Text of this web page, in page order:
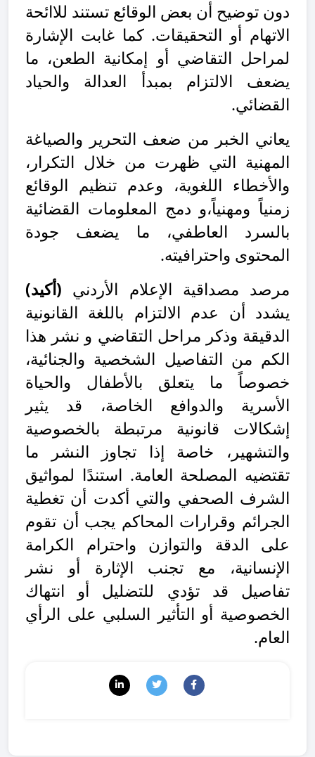
دون توضيح أن بعض الوقائع تستند للاائحة
الاتهام أو التحقيقات. كما غابت الإشارة
لمراحل التقاضي أو إمكانية الطعن، ما
يضعف الالتزام بمبدأ العدالة والحياد
القضائي.
يعاني الخبر من ضعف التحرير والصياغة
المهنية التي ظهرت من خلال التكرار،
والأخطاء اللغوية، وعدم تنظيم الوقائع
زمنياً ومهنياً،و دمج المعلومات القضائية
بالسرد العاطفي، ما يضعف جودة
المحتوى واحترافيته.
مرصد مصداقية الإعلام الأردني (أكيد)
يشدد أن عدم الالتزام باللغة القانونية
الدقيقة وذكر مراحل التقاضي و نشر هذا
الكم من التفاصيل الشخصية والجنائية،
خصوصاً ما يتعلق بالأطفال والحياة
الأسرية والدوافع الخاصة، قد يثير
إشكالات قانونية مرتبطة بالخصوصية
والتشهير، خاصة إذا تجاوز النشر ما
تقتضيه المصلحة العامة. استندًا لمواثيق
الشرف الصحفي والتي أكدت أن تغطية
الجرائم وقرارات المحاكم يجب أن تقوم
على الدقة والتوازن واحترام الكرامة
الإنسانية، مع تجنب الإثارة أو نشر
تفاصيل قد تؤدي للتضليل أو انتهاك
الخصوصية أو التأثير السلبي على الرأي
العام.